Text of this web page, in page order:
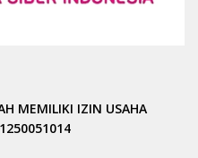
MEMILIKI IZIN USAHA